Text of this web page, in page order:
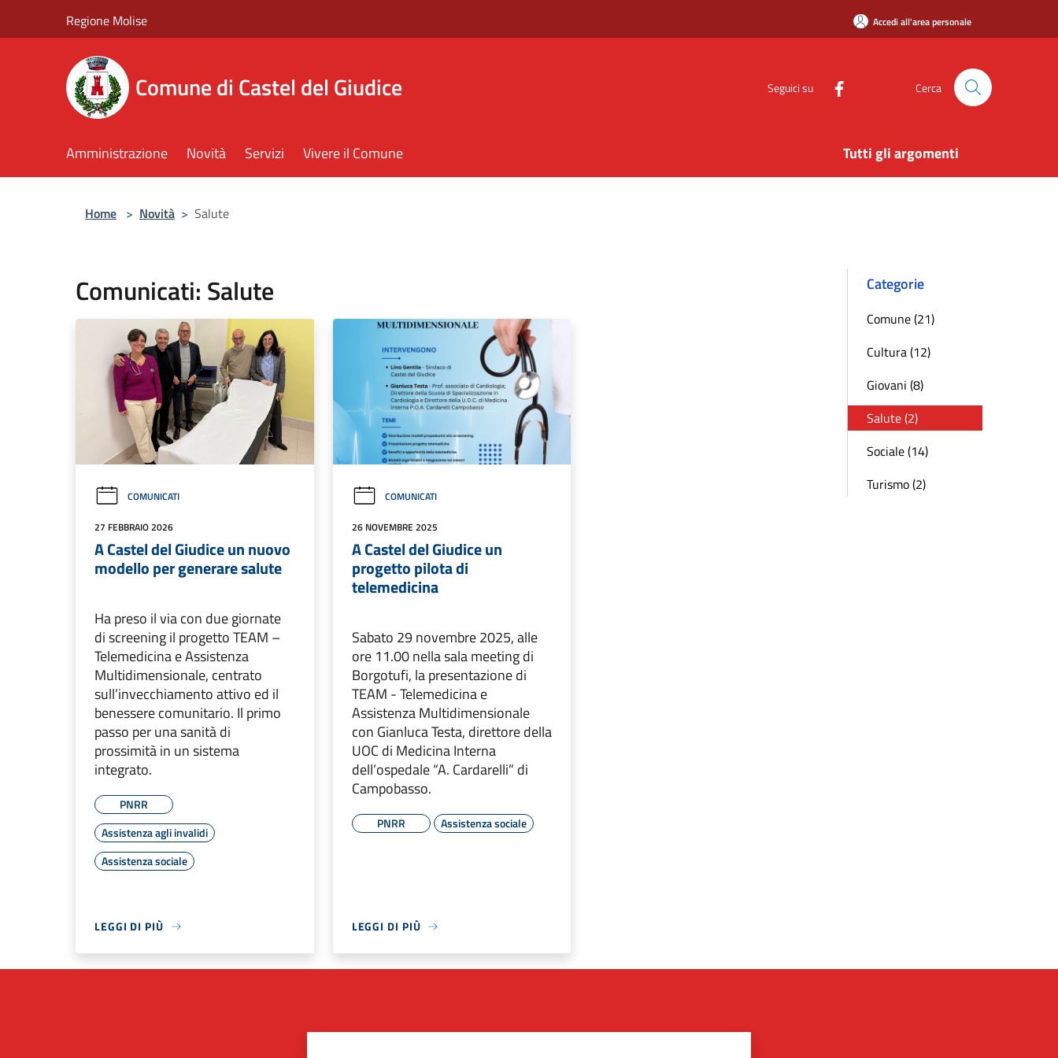
Regione Molise Accedi all'area personale
Comune di Castel del Giudice Seguici su Cerca
Amministrazione Novità Servizi Vivere il Comune Tutti gli argomenti
Home > Novità > Salute
Comunicati: Salute
COMUNICATI
27 FEBBRAIO 2026
A Castel del Giudice un nuovo
modello per generare salute
Ha preso il via con due giornate
di screening il progetto TEAM –
Telemedicina e Assistenza
Multidimensionale, centrato
sull’invecchiamento attivo ed il
benessere comunitario. Il primo
passo per una sanità di
prossimità in un sistema
integrato.
PNRR
Assistenza agli invalidi
Assistenza sociale
LEGGI DI PIÙ
COMUNICATI
26 NOVEMBRE 2025
A Castel del Giudice un
progetto pilota di
telemedicina
Sabato 29 novembre 2025, alle
ore 11.00 nella sala meeting di
Borgotufi, la presentazione di
TEAM - Telemedicina e
Assistenza Multidimensionale
con Gianluca Testa, direttore della
UOC di Medicina Interna
dell’ospedale “A. Cardarelli” di
Campobasso.
PNRR Assistenza sociale
LEGGI DI PIÙ
Categorie
Comune (21)
Cultura (12)
Giovani (8)
Salute (2)
Sociale (14)
Turismo (2)